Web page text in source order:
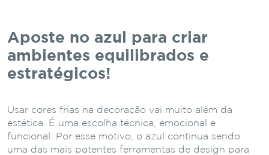
Aposte no azul para criar
ambientes equilibrados e
estratégicos!
Usar cores frias na decoração vai muito além da
estética. É uma escolha técnica, emocional e
funcional. Por esse motivo, o azul continua sendo
uma das mais potentes ferramentas de design para